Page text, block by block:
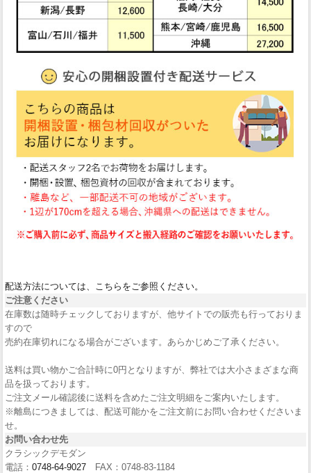
配送方法については、こちらをご参照ください。
ご注意ください
在庫数は随時チェックしておりますが、他サイトでの販売も行っておりま
すので
売約在庫切れになる場合がございます。あらかじめご了承ください。
送料は買い物かご合計時に0円となりますが、弊社では大小さまざまな商
品を扱っております。
ご注文メール確認後に送料を含めたご注文明細をご案内いたします。
※離島につきましては、配送可能かをご注文前にお問い合わせくださいま
せ。
お問い合わせ先
クラシックデモダン
電話： 0748-64-9027 FAX：0748-83-1184